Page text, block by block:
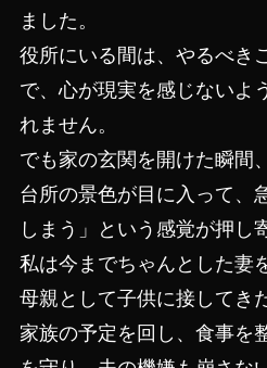
ました。
役所にいる間は、やるべき
で、心が現実を感じないよ
れません。
でも家の玄関を開けた瞬間
台所の景色が目に入って、
しまう」という感覚が押し
私は今までちゃんとした妻
母親として子供に接してき
家族の予定を回し、食事を